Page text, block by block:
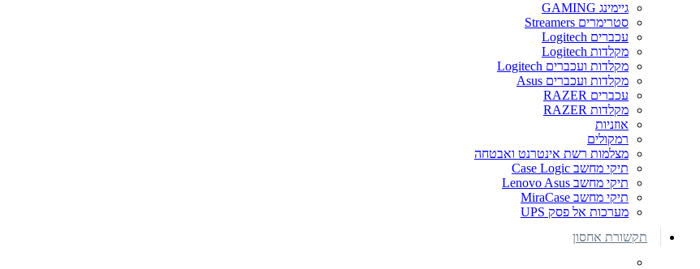
גיימינג GAMING
סטרימרים Streamers
עכברים Logitech
מקלדות Logitech
מקלדות ועכברים Logitech
מקלדות ועכברים Asus
עכברים RAZER
מקלדות RAZER
אוזניות
רמקולים
מצלמות רשת אינטרנט ואבטחה
תיקי מחשב Case Logic
תיקי מחשב Lenovo Asus
תיקי מחשב MiraCase
מערכות אל פסק UPS
תקשורת אחסון